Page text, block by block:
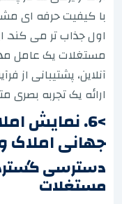
با کیفیت حرفه ای
اول جذاب تر می کند.
مستغلات یک عامل
آنلاین، پشتیبانی از
ارائه یک تجربه بصری
>6. نمایش
جهانی
دسترسی
مستغلات